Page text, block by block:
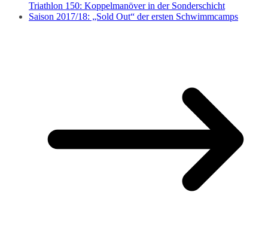
Triathlon 150: Koppelmanöver in der Sonderschicht
Saison 2017/18: „Sold Out“ der ersten Schwimmcamps